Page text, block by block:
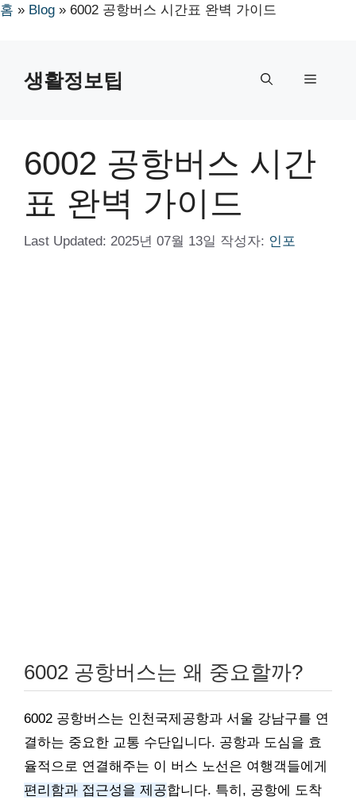
홈 » Blog » 6002 공항버스 시간표 완벽 가이드
생활정보팁 메
6002 공항버스 시간
표 완벽 가이드
Last Updated: 2025년 07월 13일 작성자: 인포
6002 공항버스는 왜 중요할까?
6002 공항버스는 인천국제공항과 서울 강남구를 연
결하는 중요한 교통 수단입니다. 공항과 도심을 효
율적으로 연결해주는 이 버스 노선은 여행객들에게
편리함과 접근성을 제공합니다. 특히, 공항에 도착